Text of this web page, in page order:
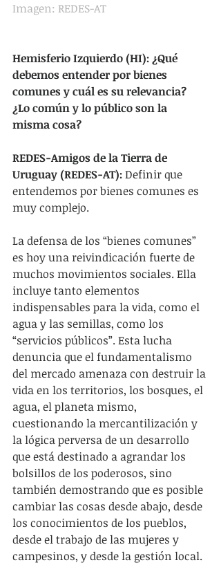
Imagen: REDES-AT
Hemisferio Izquierdo (HI): ¿Qué
debemos entender por bienes
comunes y cuál es su relevancia?
¿Lo común y lo público son la
misma cosa?
REDES-Amigos de la Tierra de
Uruguay (REDES-AT): Definir que
entendemos por bienes comunes es
muy complejo.
La defensa de los “bienes comunes”
es hoy una reivindicación fuerte de
muchos movimientos sociales. Ella
incluye tanto elementos
indispensables para la vida, como el
agua y las semillas, como los
“servicios públicos”. Esta lucha
denuncia que el fundamentalismo
del mercado amenaza con destruir la
vida en los territorios, los bosques, el
agua, el planeta mismo,
cuestionando la mercantilización y
la lógica perversa de un desarrollo
que está destinado a agrandar los
bolsillos de los poderosos, sino
también demostrando que es posible
cambiar las cosas desde abajo, desde
los conocimientos de los pueblos,
desde el trabajo de las mujeres y
campesinos, y desde la gestión local.